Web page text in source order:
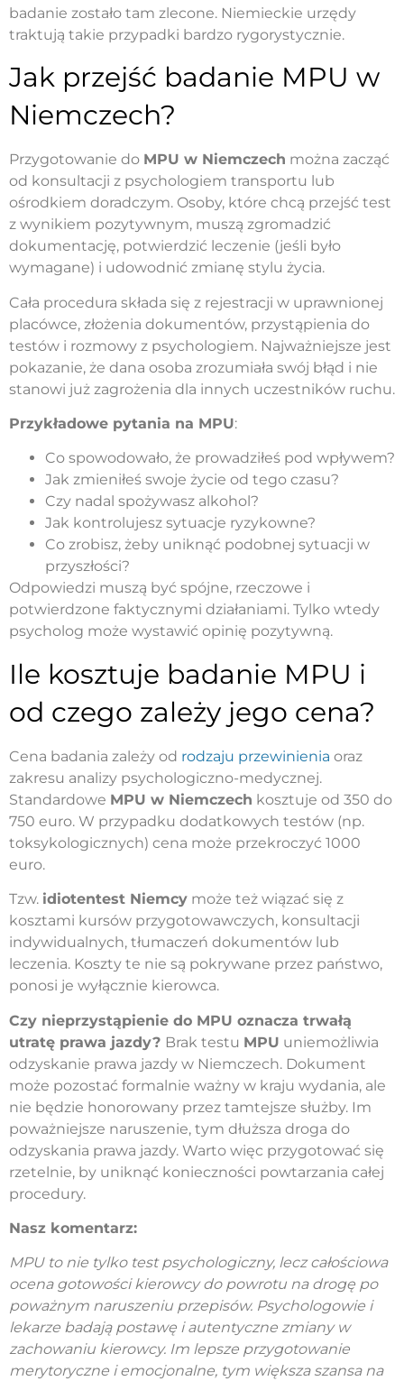
badanie zostało tam zlecone. Niemieckie urzędy
traktują takie przypadki bardzo rygorystycznie.
Jak przejść badanie MPU w
Niemczech?
Przygotowanie do MPU w Niemczech można zacząć
od konsultacji z psychologiem transportu lub
ośrodkiem doradczym. Osoby, które chcą przejść test
z wynikiem pozytywnym, muszą zgromadzić
dokumentację, potwierdzić leczenie (jeśli było
wymagane) i udowodnić zmianę stylu życia.
Cała procedura składa się z rejestracji w uprawnionej
placówce, złożenia dokumentów, przystąpienia do
testów i rozmowy z psychologiem. Najważniejsze jest
pokazanie, że dana osoba zrozumiała swój błąd i nie
stanowi już zagrożenia dla innych uczestników ruchu.
Przykładowe pytania na MPU:
Co spowodowało, że prowadziłeś pod wpływem?
Jak zmieniłeś swoje życie od tego czasu?
Czy nadal spożywasz alkohol?
Jak kontrolujesz sytuacje ryzykowne?
Co zrobisz, żeby uniknąć podobnej sytuacji w
przyszłości?
Odpowiedzi muszą być spójne, rzeczowe i
potwierdzone faktycznymi działaniami. Tylko wtedy
psycholog może wystawić opinię pozytywną.
Ile kosztuje badanie MPU i
od czego zależy jego cena?
Cena badania zależy od rodzaju przewinienia oraz
zakresu analizy psychologiczno-medycznej.
Standardowe MPU w Niemczech kosztuje od 350 do
750 euro. W przypadku dodatkowych testów (np.
toksykologicznych) cena może przekroczyć 1000
euro.
Tzw. idiotentest Niemcy może też wiązać się z
kosztami kursów przygotowawczych, konsultacji
indywidualnych, tłumaczeń dokumentów lub
leczenia. Koszty te nie są pokrywane przez państwo,
ponosi je wyłącznie kierowca.
Czy nieprzystąpienie do MPU oznacza trwałą
utratę prawa jazdy? Brak testu MPU uniemożliwia
odzyskanie prawa jazdy w Niemczech. Dokument
może pozostać formalnie ważny w kraju wydania, ale
nie będzie honorowany przez tamtejsze służby. Im
poważniejsze naruszenie, tym dłuższa droga do
odzyskania prawa jazdy. Warto więc przygotować się
rzetelnie, by uniknąć konieczności powtarzania całej
procedury.
Nasz komentarz:
MPU to nie tylko test psychologiczny, lecz całościowa
ocena gotowości kierowcy do powrotu na drogę po
poważnym naruszeniu przepisów. Psychologowie i
lekarze badają postawę i autentyczne zmiany w
zachowaniu kierowcy. Im lepsze przygotowanie
merytoryczne i emocjonalne, tym większa szansa na